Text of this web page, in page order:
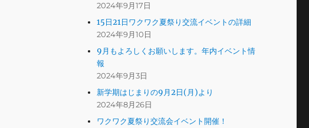
2024年9月17日
15日21日ワクワク夏祭り交流イベントの詳細
2024年9月10日
9月もよろしくお願いします。年内イベント情
報
2024年9月3日
新学期はじまりの9月2日(月)より
2024年8月26日
ワクワク夏祭り交流会イベント開催！